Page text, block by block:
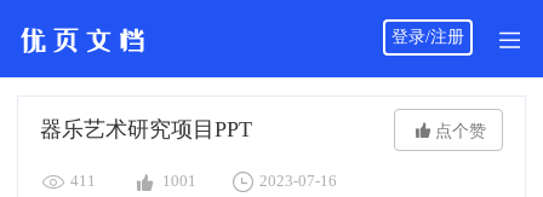
登录/注册
器乐艺术研究项目PPT  点个赞
 411  1001  2023-07-16